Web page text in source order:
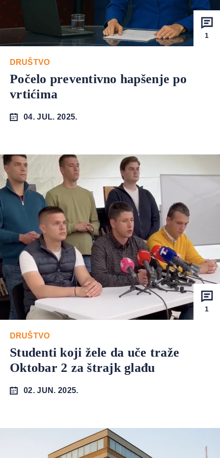
1
DRUŠTVO
Počelo preventivno hapšenje po
vrtićima
04. JUL. 2025.
1
DRUŠTVO
Studenti koji žele da uče traže
Oktobar 2 za štrajk glađu
02. JUN. 2025.